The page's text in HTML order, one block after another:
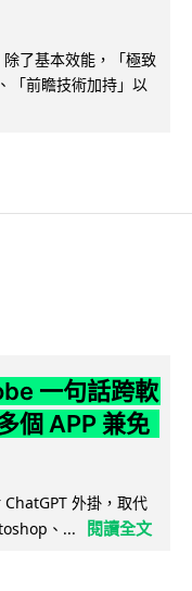
了基本效能，「極致
「前瞻技術加持」以
一句話跨軟
個 APP 兼免
外掛，取代
、...
閱讀全文